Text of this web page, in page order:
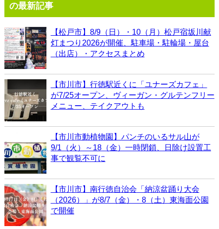
の最新記事
【松戸市】8/9（日）・10（月）松戸宿坂川献
灯まつり2026が開催、駐車場・駐輪場・屋台
（出店）・アクセスまとめ
【市川市】行徳駅近くに「ユナーズカフェ」
が7/25オープン、ヴィーガン・グルテンフリー
メニュー、テイクアウトも
【市川市動植物園】パンチのいるサル山が
9/1（火）～18（金）一時閉鎖、日除け設置工
事で観覧不可に
【市川市】南行徳自治会「納涼盆踊り大会
（2026）」が8/7（金）・8（土）東海面公園
で開催